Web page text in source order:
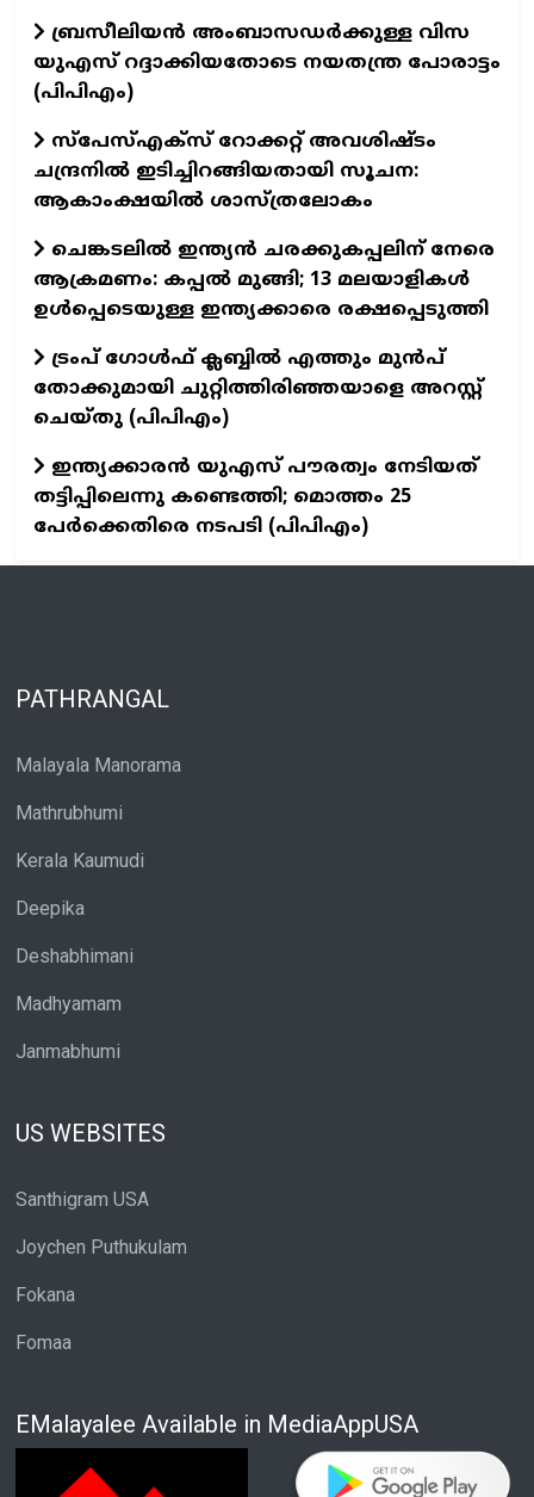
ബ്രസീലിയൻ അംബാസഡർക്കുള്ള വിസ
യുഎസ് റദ്ദാക്കിയതോടെ നയതന്ത്ര പോരാട്ടം
(പിപിഎം)
സ്‌പേസ്‌എക്‌സ് റോക്കറ്റ് അവശിഷ്ടം
ചന്ദ്രനിൽ ഇടിച്ചിറങ്ങിയതായി സൂചന:
ആകാംക്ഷയിൽ ശാസ്ത്രലോകം
ചെങ്കടലിൽ ഇന്ത്യൻ ചരക്കുകപ്പലിന് നേരെ
ആക്രമണം: കപ്പൽ മുങ്ങി; 13 മലയാളികൾ
ഉൾപ്പെടെയുള്ള ഇന്ത്യക്കാരെ രക്ഷപ്പെടുത്തി
ട്രംപ് ഗോൾഫ് ക്ലബ്ബിൽ എത്തും മുൻപ്
തോക്കുമായി ചുറ്റിത്തിരിഞ്ഞയാളെ അറസ്റ്റ്
ചെയ്തു (പിപിഎം)
ഇന്ത്യക്കാരൻ യുഎസ് പൗരത്വം നേടിയത്
തട്ടിപ്പിലെന്നു കണ്ടെത്തി; മൊത്തം 25
പേർക്കെതിരെ നടപടി (പിപിഎം)
PATHRANGAL
Malayala Manorama
Mathrubhumi
Kerala Kaumudi
Deepika
Deshabhimani
Madhyamam
Janmabhumi
US WEBSITES
Santhigram USA
Joychen Puthukulam
Fokana
Fomaa
EMalayalee Available in MediaAppUSA